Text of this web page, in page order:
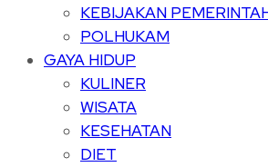
KEBIJAKAN
POLHUKAM
GAYA HIDUP
KULINER
WISATA
KESEHATAN
DIET